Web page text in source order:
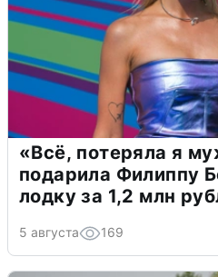
«Всё, потеряла я
подарила Филиппу
лодку за 1,2 млн
5 августа 169